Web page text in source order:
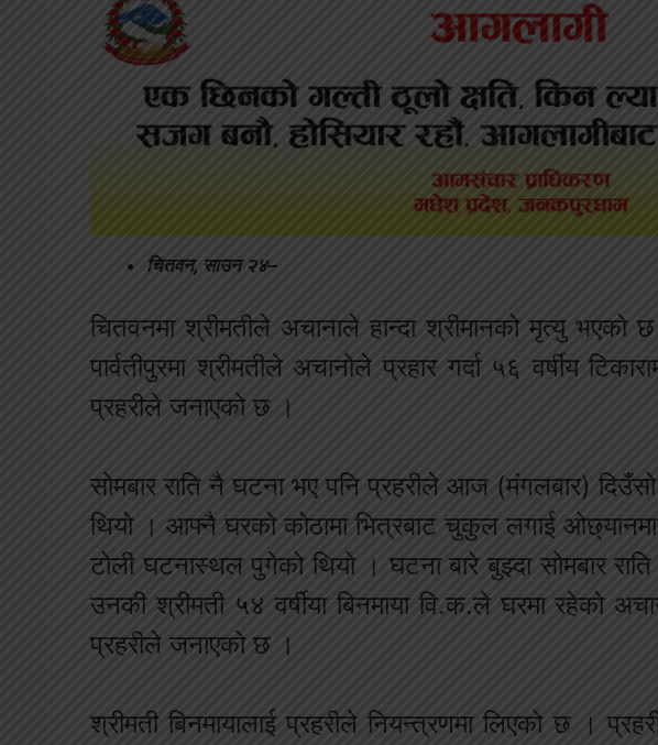
चितवन, साउन २४–
चितवनमा श्रीमतीले अचानाले हान्दा श्रीमानको मृत्यु भएको
पार्वतीपुरमा श्रीमतीले अचानोले प्रहार गर्दा ५६ वर्षीय
प्रहरीले जनाएको छ ।
सोमबार राति नै घटना भए पनि प्रहरीले आज (मंगलबार)
थियो । आफ्नै घरको कोठामा भित्रबाट चुकुल लगाई ओछ्यानमा
टोली घटनास्थल पुगेको थियो । घटना बारे बुझ्दा सोमबार
उनकी श्रीमती ५४ वर्षीया बिनमाया वि.क.ले घरमा रहेको
प्रहरीले जनाएको छ ।
श्रीमती बिनमायालाई प्रहरीले नियन्त्रणमा लिएको छ ।